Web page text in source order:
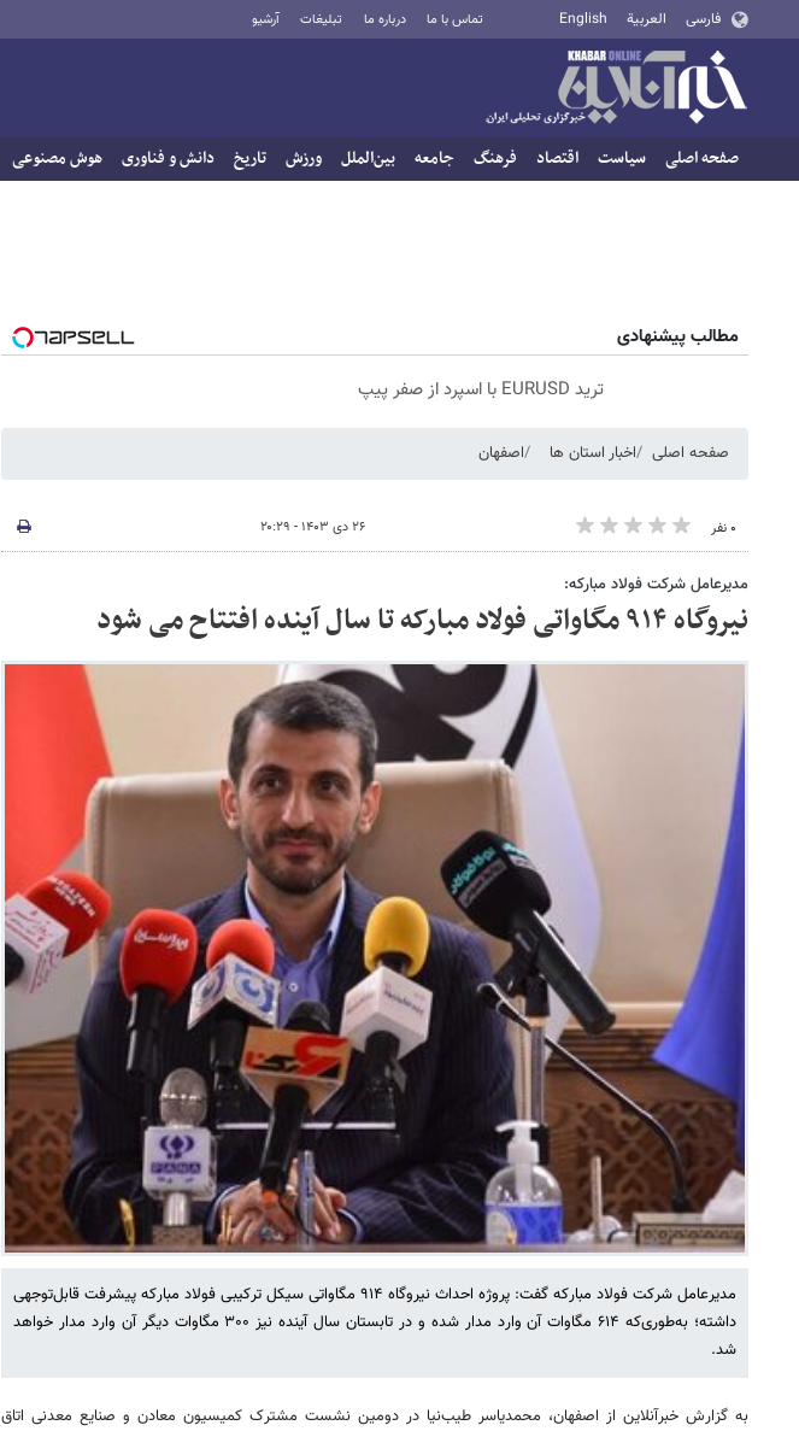
فارسی العربية English تماس با ما درباره ما تبلیغات آرشیو
صفحه اصلی سیاست اقتصاد فرهنگ جامعه بین‌الملل ورزش تاریخ دانش و فناوری هوش مصنوعی
مطالب پیشنهادی
ترید EURUSD با اسپرد از صفر پیپ
صفحه اصلی اخبار استان ها اصفهان
۰ نفر ۲۶ دی ۱۴۰۳ - ۲۰:۲۹
مدیرعامل شرکت فولاد مبارکه:
نیروگاه ۹۱۴ مگاواتی فولاد مبارکه تا سال آینده افتتاح می شود
مدیرعامل شرکت فولاد مبارکه گفت: پروژه احداث نیروگاه ۹۱۴ مگاواتی سیکل ترکیبی فولاد مبارکه پیشرفت قابل‌توجهی
داشته؛ به‌طوری‌که ۶۱۴ مگاوات آن وارد مدار شده و در تابستان سال آینده نیز ۳۰۰ مگاوات دیگر آن وارد مدار خواهد
شد.
به گزارش خبرآنلاین از اصفهان، محمدیاسر طیب‌نیا در دومین نشست مشترک کمیسیون معادن و صنایع معدنی اتاق